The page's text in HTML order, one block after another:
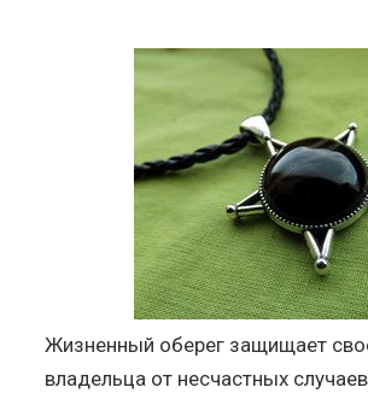
Жизненный оберег защищает
владельца от несчастных